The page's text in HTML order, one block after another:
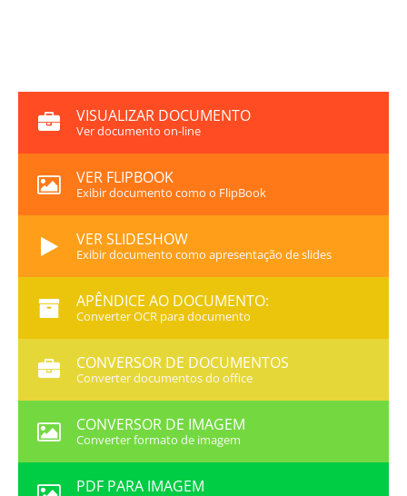
VISUALIZAR DOCUMENTO
Ver documento on-line
VER FLIPBOOK
Exibir documento como o FlipBook
VER SLIDESHOW
Exibir documento como apresentação de slides
APÊNDICE AO DOCUMENTO:
Converter OCR para documento
CONVERSOR DE DOCUMENTOS
Converter documentos do office
CONVERSOR DE IMAGEM
Converter formato de imagem
PDF PARA IMAGEM